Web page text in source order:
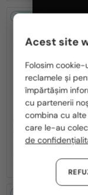
2-4 ZILE
OLIVER PEOPLES —
Ochelari de soare
OV5332SU RYCE SUN -
Acest site
Folosim
reclamele și
împărtășim
cu partenerii
combina cu
care le-au
de